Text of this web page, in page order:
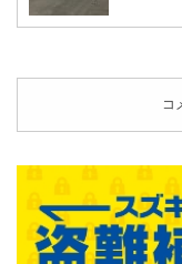
コ